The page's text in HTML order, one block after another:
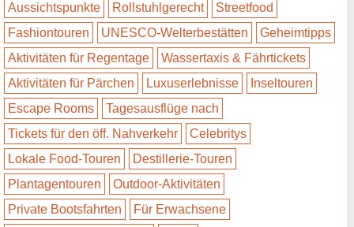
Aussichtspunkte
Rollstuhlgerecht
Streetfood
Fashiontouren
UNESCO-Welterbestätten
Geheimtipps
Aktivitäten für Regentage
Wassertaxis & Fährtickets
Aktivitäten für Pärchen
Luxuserlebnisse
Inseltouren
Escape Rooms
Tagesausflüge nach
Tickets für den öff. Nahverkehr
Celebritys
Lokale Food-Touren
Destillerie-Touren
Plantagentouren
Outdoor-Aktivitäten
Private Bootsfahrten
Für Erwachsene